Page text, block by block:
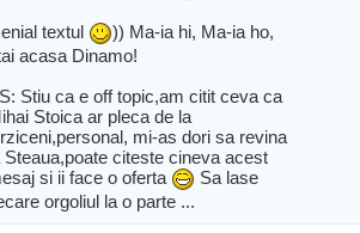
textul
)) Ma-ia hi, Ma-ia ho,
acasa Dinamo!
Stiu ca e off topic,am citit ceva ca
Stoica ar pleca de la
mi-as dori sa revina
Steaua,poate citeste cineva acest
si ii face o oferta
Sa lase
orgoliul la o parte ...